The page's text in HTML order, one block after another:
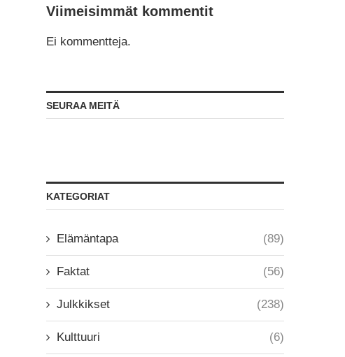
Viimeisimmät kommentit
Ei kommentteja.
SEURAA MEITÄ
KATEGORIAT
Elämäntapa (89)
Faktat (56)
Julkkikset (238)
Kulttuuri (6)